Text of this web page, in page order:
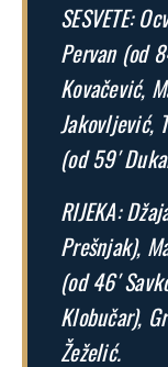
SESVETE:
Pervan (od
Kovačević,
Jakovljević,
(od 59′
RIJEKA:
Prešnjak),
(od 46′
Klobučar),
Žeželić.